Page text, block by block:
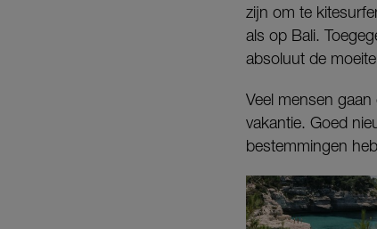
zijn om te
als op Bali.
absoluut de
Veel mensen
vakantie. Goed
bestemmingen